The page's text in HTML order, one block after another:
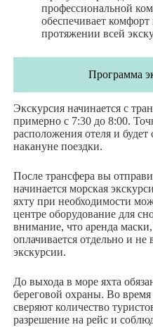
профессиональной
обеспечивает комфорт
протяжении всей
Программа
Экскурсия начинается с
примерно с 7:30 до 8:00.
расположения отеля и
накануне поездки.
После трансфера вы
начинается морская
яхту при необходимости
центре оборудование для
внимание, что аренда
оплачивается отдельно и не
экскурсии.
До выхода в море яхта
береговой охраны. Во время
сверяют количество
разрешение на рейс и